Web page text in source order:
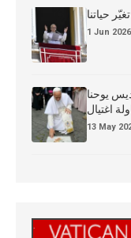
حياتنا
1 Jun 2026
يوحنا
اغتيال
13 May